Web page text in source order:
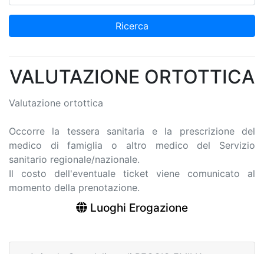
Ricerca
VALUTAZIONE ORTOTTICA
Valutazione ortottica
Occorre la tessera sanitaria e la prescrizione del
medico di famiglia o altro medico del Servizio
sanitario regionale/nazionale.
Il costo dell'eventuale ticket viene comunicato al
momento della prenotazione.
Luoghi Erogazione